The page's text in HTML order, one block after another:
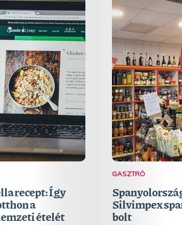
Online
Magazin
Hírlevél
Kapcsolat
Search
recept: Így
a
ételét
GASZTRÓ
Silvimpex
bolt